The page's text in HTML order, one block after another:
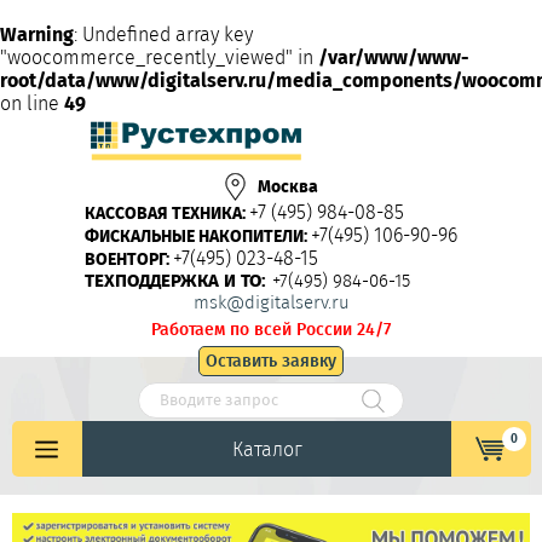
Warning: Undefined array key
"woocommerce_recently_viewed" in /var/www/www-
root/data/www/digitalserv.ru/media_components/
on line 49
Москва
КАССОВАЯ ТЕХНИКА: +7 (495) 984-08-85
ФИСКАЛЬНЫЕ НАКОПИТЕЛИ: +7(495) 106-90-96
ВОЕНТОРГ: +7(495) 023-48-15
ТЕХПОДДЕРЖКА И ТО: +7(495) 984-06-15
msk@digitalserv.ru
Работаем по всей России 24/7
Оставить заявку
Каталог 0